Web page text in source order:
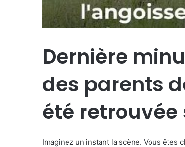
Dernière
des parents
été
Imaginez un instant la scène. Vous êtes